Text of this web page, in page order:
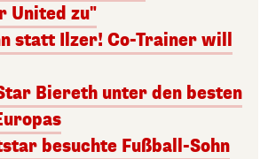
United zu"
statt Ilzer! Co-Trainer will
Biereth unter den besten
besuchte Fußball-Sohn